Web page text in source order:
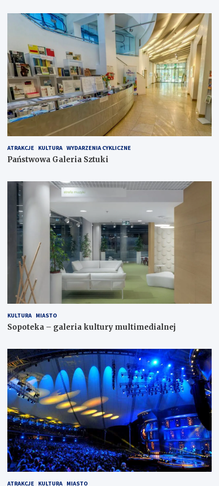
ATRAKCJE KULTURA WYDARZENIA CYKLICZNE
Państwowa Galeria Sztuki
KULTURA MIASTO
Sopoteka – galeria kultury multimedialnej
ATRAKCJE KULTURA MIASTO